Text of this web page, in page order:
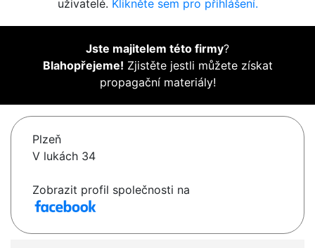
uživatelé. Klikněte sem pro přihlášení.
Jste majitelem této firmy?
Blahopřejeme! Zjistěte jestli můžete získat
propagační materiály!
Plzeň
V lukách 34
Zobrazit profil společnosti na